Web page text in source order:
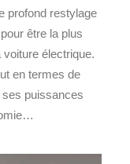
profond restylage
être la plus
électrique.
en termes de
puissances